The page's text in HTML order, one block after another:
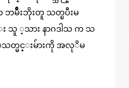
မ်ိဳးဘိုးတူ သတ္ၿပီးမ
သူ ့သား နာဂဒါသ က သ
သတ္မင္းမ်ားကို အလုိမ